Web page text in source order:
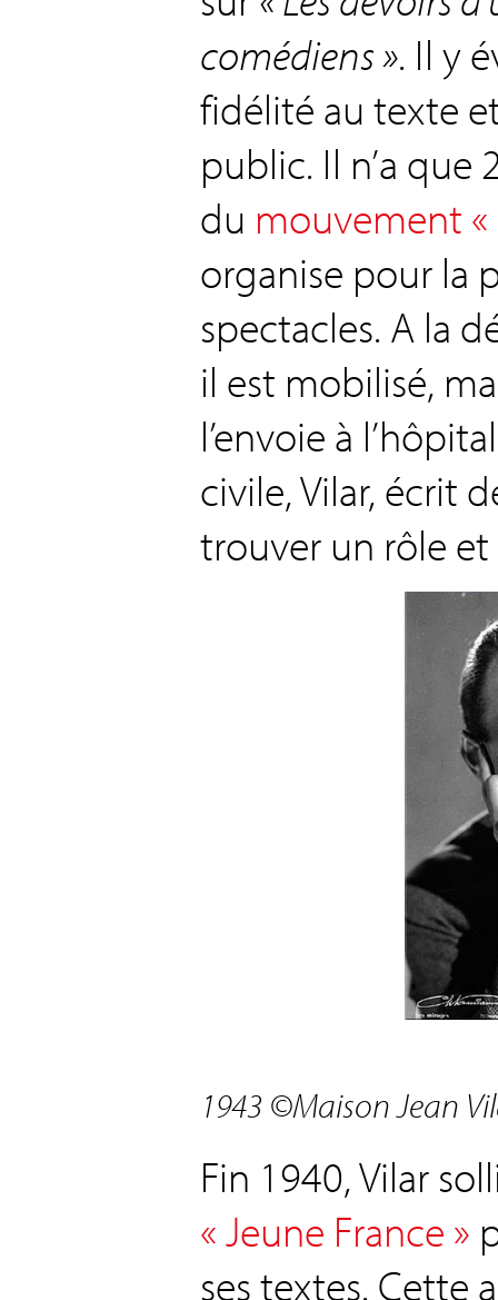
comédiens ». Il y
fidélité au texte
public. Il n’a que
du mouvement «
organise pour la
spectacles. A la
il est mobilisé,
l’envoie à
civile, Vilar, écrit
trouver un rôle
1943 ©Maison Jean
Fin 1940, Vilar
« Jeune France »
ses textes. Cette